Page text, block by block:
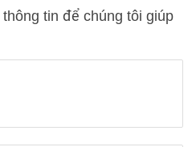
tin để chúng tôi giúp